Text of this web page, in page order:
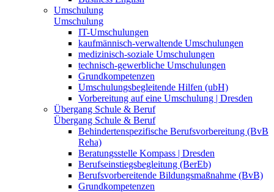
Umschulung
Umschulung
IT-Umschulungen
kaufmännisch-verwaltende Umschulungen
medizinisch-soziale Umschulungen
technisch-gewerbliche Umschulungen
Grundkompetenzen
Umschulungsbegleitende Hilfen (ubH)
Vorbereitung auf eine Umschulung | Dresden
Übergang Schule & Beruf
Übergang Schule & Beruf
Behindertenspezifische Berufsvorbereitung (BvB
Reha)
Beratungsstelle Kompass | Dresden
Berufseinstiegsbegleitung (BerEb)
Berufsvorbereitende Bildungsmaßnahme (BvB)
Grundkompetenzen